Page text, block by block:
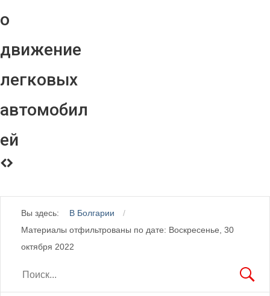
о
движение
легковых
автомобил
ей
Вы здесь:
В Болгарии
Материалы отфильтрованы по дате: Воскресенье, 30
октября 2022